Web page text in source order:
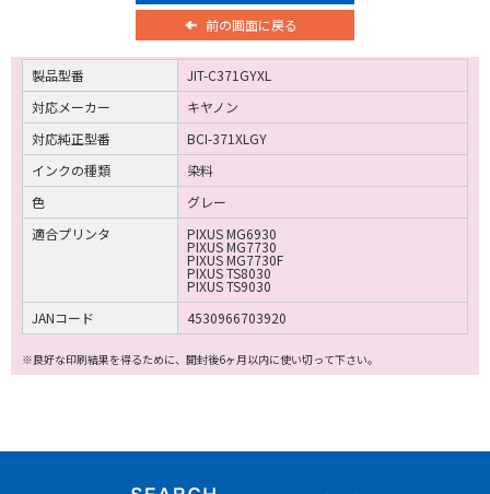
前の画面に戻る
製品型番
JIT-C371GYXL
対応メーカー
キヤノン
対応純正型番
BCI-371XLGY
インクの種類
染料
色
グレー
適合プリンタ
PIXUS MG6930
PIXUS MG7730
PIXUS MG7730F
PIXUS TS8030
PIXUS TS9030
JANコード
4530966703920
※良好な印刷結果を得るために、開封後6ヶ月以内に使い切って下さい。